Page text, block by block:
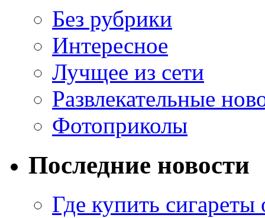
Без рубрики
Интересное
Лучщее из сети
Развлекательные
Фотоприколы
Последние новости
Где купить